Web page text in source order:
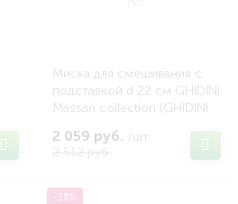
Миска для смешивания с
подставкой d 22 см GHIDINI
Massari collection (GHIDINI
2 059 руб. /шт
2 512 руб.
-18%